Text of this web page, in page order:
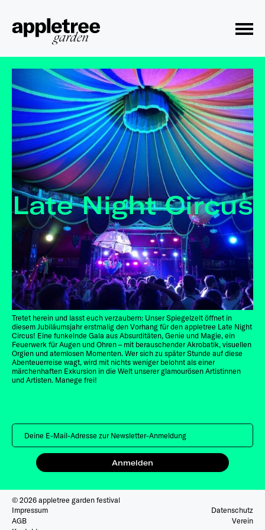
Toggle Menu
Tretet herein und lasst euch verzaubern: Unser Spiegelzelt öffnet in
diesem Jubiläumsjahr erstmalig den Vorhang für den appletree Late Night
Circus! Eine funkelnde Gala aus Absurditäten, Genie und Magie, ein
Feuerwerk für Augen und Ohren – mit berauschender Akrobatik, visuellen
Orgien und atemlosen Momenten. Wer sich zu später Stunde auf diese
Abenteuerreise wagt, wird mit nichts weniger belohnt als einer
märchenhaften Exkursion in die Welt unserer glamourösen Artistinnen
und Artisten. Manege frei!
Late Night Circus
Anmelden
Impressum
Datenschutz
AGB
Verein
© 2026 appletree garden festival